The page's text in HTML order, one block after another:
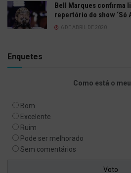
Bell Marques confirma
repertório do show ‘Só
6 DE ABRIL DE 2020
Enquetes
Como está o
Bom
Excelente
Ruim
Pode ser melhorado
Sem comentários